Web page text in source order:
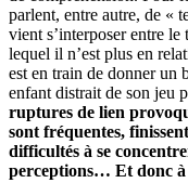
parlent, entre autre, de «
vient s’interposer entre
lequel il n’est plus en
est en train de donner un
enfant distrait de son jeu
ruptures de lien
sont fréquentes,
difficultés à se
perceptions… Et donc à